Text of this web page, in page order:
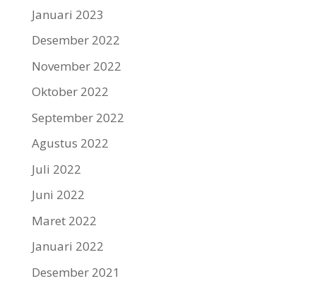
Januari 2023
Desember 2022
November 2022
Oktober 2022
September 2022
Agustus 2022
Juli 2022
Juni 2022
Maret 2022
Januari 2022
Desember 2021